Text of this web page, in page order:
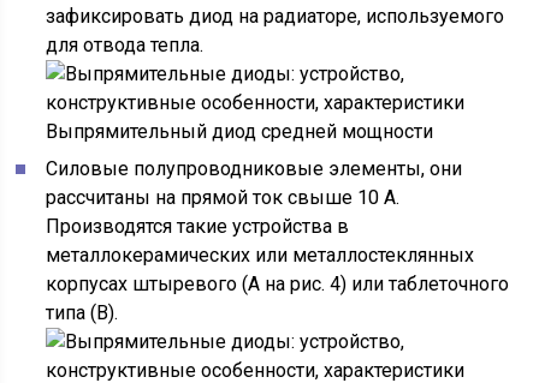
зафиксировать диод на радиаторе, используемого
для отвода тепла.
Выпрямительный диод средней мощности
Силовые полупроводниковые элементы, они
рассчитаны на прямой ток свыше 10 А.
Производятся такие устройства в
металлокерамических или металлостеклянных
корпусах штыревого (А на рис. 4) или таблеточного
типа (В).